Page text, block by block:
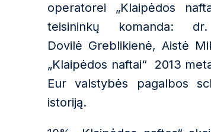
operatorei „Klaipėdos naft
teisininkų komanda: dr.
Dovilė Greblikienė, Aistė
„Klaipėdos naftai“ 2013
Eur valstybės pagalbos
istoriją.